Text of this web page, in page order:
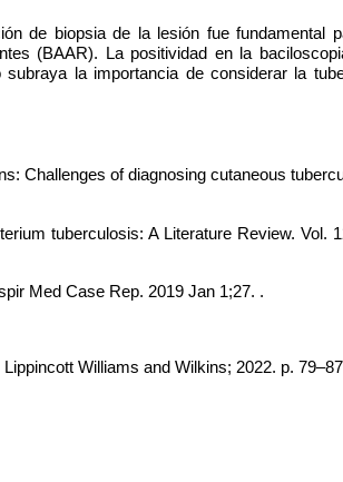
de biopsia de la lesión fue fundamental
(BAAR). La positividad en la
la importancia de considerar la
Challenges of diagnosing cutaneous
tuberculosis: A Literature Review. Vol.
Med Case Rep. 2019 Jan 1;27. .
Williams and Wilkins; 2022. p.